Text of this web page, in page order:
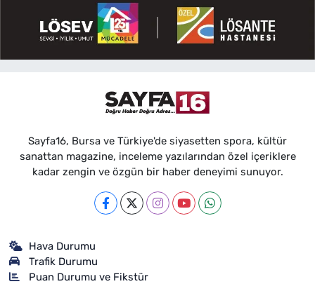
Sayfa16, Bursa ve Türkiye'de siyasetten spora, kültür
sanattan magazine, inceleme yazılarından özel içeriklere
kadar zengin ve özgün bir haber deneyimi sunuyor.
Hava Durumu
Trafik Durumu
Puan Durumu ve Fikstür